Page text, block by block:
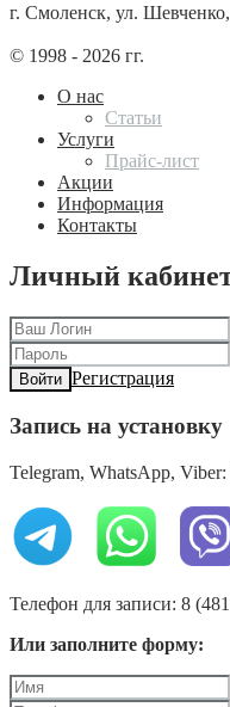
г. Смоленск, ул.
© 1998 - 2026 гг.
О нас
Статьи
Услуги
Прайс-лист
Акции
Информация
Контакты
Личный
Войти Регистрация
Запись на установку
Telegram, WhatsApp,
Телефон для записи: 8
Или заполните форму: